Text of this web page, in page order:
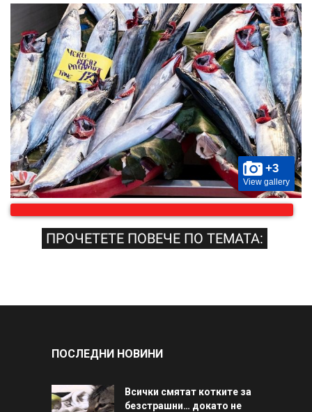
+3
View gallery
ПРОЧЕТЕТЕ ПОВЕЧЕ ПО ТЕМАТА:
ПОСЛЕДНИ НОВИНИ
Всички смятат котките за
безстрашни… докато не